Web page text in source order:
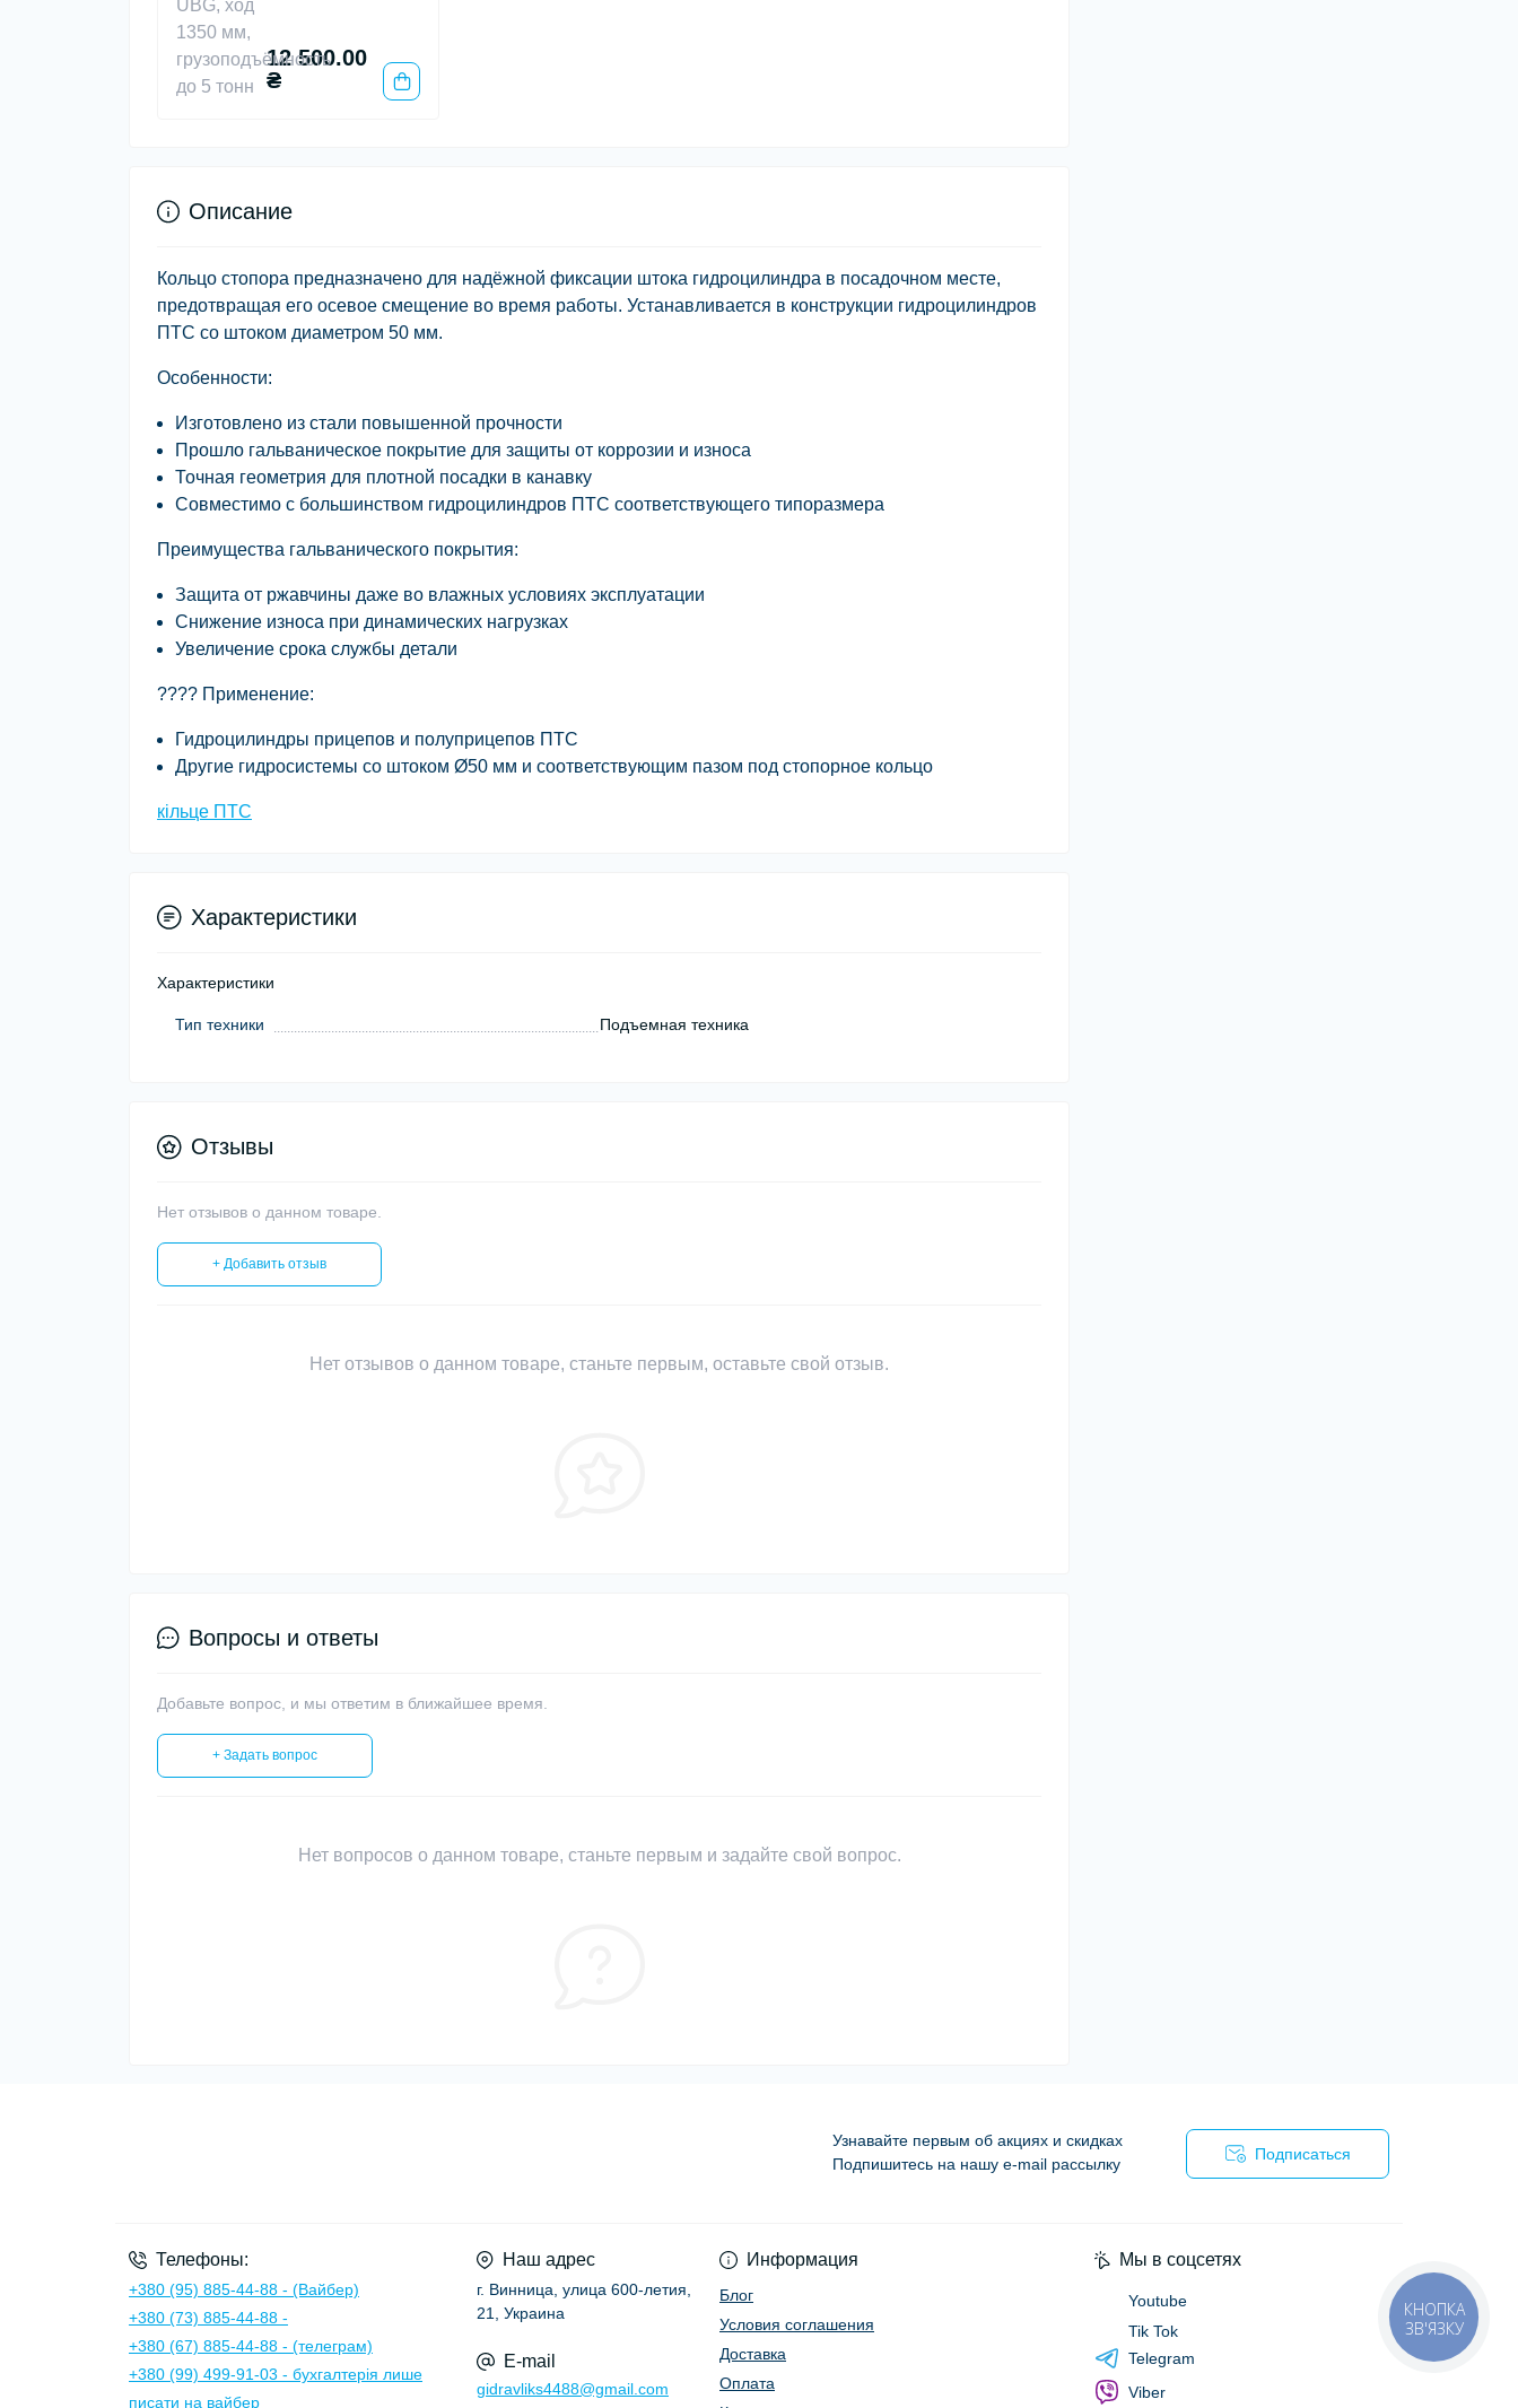
12 500.00
₴
Описание
Кольцо стопора предназначено для надёжной фиксации штока гидроцилиндра в посадочном месте,
предотвращая его осевое смещение во время работы. Устанавливается в конструкции гидроцилиндров
ПТС со штоком диаметром 50 мм.
Особенности:
Изготовлено из стали повышенной прочности
Прошло гальваническое покрытие для защиты от коррозии и износа
Точная геометрия для плотной посадки в канавку
Совместимо с большинством гидроцилиндров ПТС соответствующего типоразмера
Преимущества гальванического покрытия:
Защита от ржавчины даже во влажных условиях эксплуатации
Снижение износа при динамических нагрузках
Увеличение срока службы детали
???? Применение:
Гидроцилиндры прицепов и полуприцепов ПТС
Другие гидросистемы со штоком Ø50 мм и соответствующим пазом под стопорное кольцо
кільце ПТС
Характеристики
Характеристики
Тип техники Подъемная техника
Отзывы
Нет отзывов о данном товаре.
+ Добавить отзыв
Нет отзывов о данном товаре, станьте первым, оставьте свой отзыв.
Вопросы и ответы
Добавьте вопрос, и мы ответим в ближайшее время.
+ Задать вопрос
Нет вопросов о данном товаре, станьте первым и задайте свой вопрос.
Узнавайте первым об акциях и скидках
Подпишитесь на нашу e-mail рассылку
Подписаться
Телефоны:
+380 (95) 885-44-88 - (Вайбер)
+380 (73) 885-44-88 -
+380 (67) 885-44-88 - (телеграм)
+380 (99) 499-91-03 - бухгалтерія лише
писати на вайбер
Наш адрес
г. Винница, улица 600-летия,
21, Украина
E-mail
gidravliks4488@gmail.com
Информация
Блог
Условия соглашения
Доставка
Оплата
Мы в соцсетях
Youtube
Tik Tok
Telegram
Viber
КНОПКА
ЗВ'ЯЗКУ